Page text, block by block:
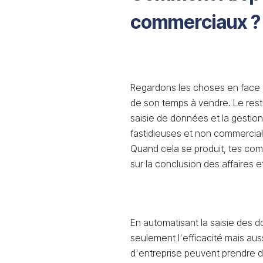
commerciaux ?
Regardons les choses en
de son temps à vendre. Le
saisie de données et la
fastidieuses et non
Quand cela se produit, tes
sur la conclusion des affaires
En automatisant la saisie des
seulement l'efficacité mais
d'entreprise peuvent prendre